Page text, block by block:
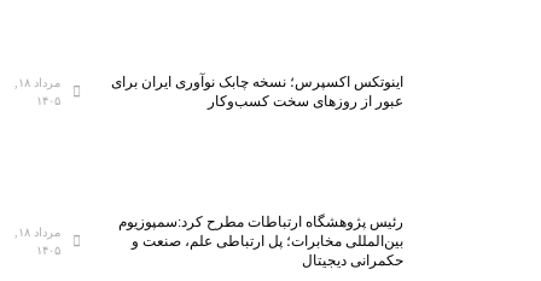
اینوتکس اکسپرس؛ نسخه چابک نوآوری ایران برای
عبور از روزهای سخت کسب‌وکار
۱۴۰۵
رئیس پژوهشگاه ارتباطات مطرح کرد:سمپوزیوم
بین‌المللی مخابرات؛ پل ارتباطی علم، صنعت و
حکمرانی دیجیتال
۱۴۰۵